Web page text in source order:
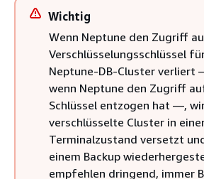
Wichtig
Wenn Neptune den Zugriff
Verschlüsselungsschlüssel
Neptune-DB-Cluster verliert
wenn Neptune den Zugriff
Schlüssel entzogen hat —,
verschlüsselte Cluster in
Terminalzustand versetzt
einem Backup
empfehlen dringend, immer